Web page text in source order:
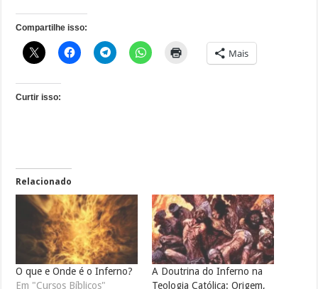
Compartilhe isso:
Mais
Curtir isso:
Relacionado
O que e Onde é o Inferno?
Em "Cursos Bíblicos"
A Doutrina do Inferno na
Teologia Católica: Origem,